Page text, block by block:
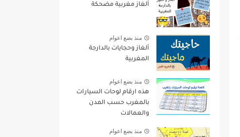
ألغاز مغربية مضحكة
منذ بضع اعوام
ألغاز وحجايات بالدارجة
المغربية
منذ بضع اعوام
هذه ارقام لوحات السيارات
بالمغرب حسب المدن
والعمالات
منذ بضع اعوام